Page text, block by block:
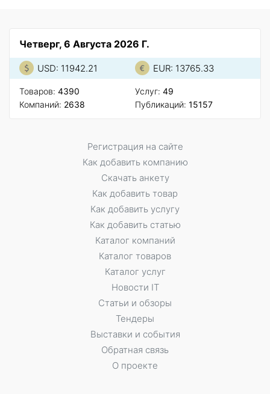
Четверг, 6 Августа 2026 Г.
USD: 11942.21 EUR: 13765.33
Товаров: 4390
Компаний: 2638
Услуг: 49
Публикаций: 15157
Регистрация на сайте
Как добавить компанию
Скачать анкету
Как добавить товар
Как добавить услугу
Как добавить статью
Каталог компаний
Каталог товаров
Каталог услуг
Новости IT
Статьи и обзоры
Тендеры
Выставки и события
Обратная связь
О проекте